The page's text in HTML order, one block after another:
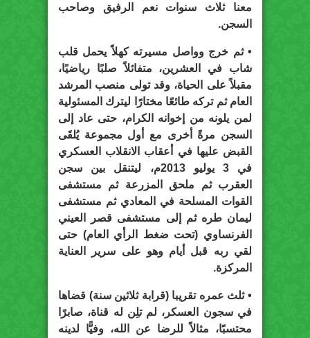
معنا ثلاث سنوات نعم الرفيق وصاحب
السجن.
• ثم خرج وواصل مسيرته كهلاً يحمل قلب
شاب في العشرين، متفائلاً صلبًا رياضيًا،
مقبلاً على الحياة، وقد تولى منصب المرشد
العام ثم تركه طائعًا مختارًا ليترك المسئولية
لمن يلونه من إخوانه الكرام، حتى عاد إلى
السجن مرةً أخرى مع أول مجموعة يُلقَى
القبض عليها في أعقاب الانقلاب العسكري
في 3 يوليو 2013م، ليتنقل بين سجن
العقرب ثم ملحق المزرعة ثم مستشفى
القوات المسلحة في المعادي ثم مستشفى
ليمان طره ثم إلى مستشفى قصر العيني
الفرنساوي (تحت ضغط الرأي العام) حتى
لقي ربه قبل أيام وهو على سرير العناية
المركزة.
• ثلث عمره تقريبا (قرابة ثلاثين سنة) قضاها
في سجون العسكر، لم تلِن له قناة، صابرًا
محتسبًا، مثالاً للرضا عن الله، وفيًّا لدينه